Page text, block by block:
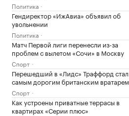
Политика
Гендиректор «ИжАвиа» объявил об
увольнении
Политика
Матч Первой лиги перенесли из-за
проблем с вылетом «Сочи» в Москву
Спорт
Перешедший в «Лидс» Траффорд стал
самым дорогим британским вратарем
Спорт
Как устроены приватные террасы в
квартирах «Серии плюс»